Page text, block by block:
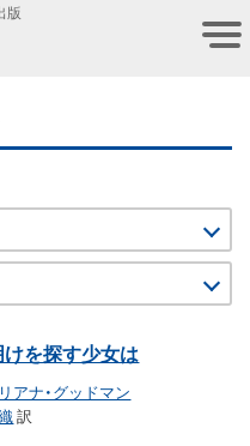
版
を探す少女は
アナ・グッドマン
訳